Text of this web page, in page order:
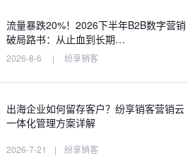
流量暴跌20%！2026下半年B2B数字营销
破局路书：从止血到长期…
2026-8-6 | 纷享销客
出海企业如何留存客户？纷享销客营销云
一体化管理方案详解
2026-7-21 | 纷享销客